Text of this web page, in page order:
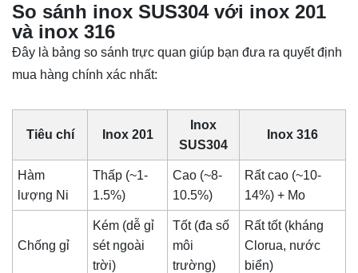
So sánh inox SUS304 với inox 201
và inox 316
Đây là bảng so sánh trực quan giúp bạn đưa ra quyết định
mua hàng chính xác nhất:
Tiêu chí Inox 201
Inox
SUS304
Inox 316
Hàm
lượng Ni
Thấp (~1-
1.5%)
Cao (~8-
10.5%)
Rất cao (~10-
14%) + Mo
Chống gỉ
Kém (dễ gỉ
sét ngoài
trời)
Tốt (đa số
môi
trường)
Rất tốt (kháng
Clorua, nước
biển)